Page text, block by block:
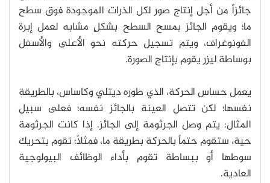
جائزاً من أجل إنتاج صور لكل الذرات الموجودة فوق سطح
ما؛ ويقوم الجائز بمسح السطح بشكلٍ مشابه لعمل إبرة
الفونوغراف، ويتم تسجيل حركته نحو الأعلى والأسفل
بوساطة ليزر يقوم بإنتاج الصورة.
يعمل حساس الحركة، الذي طوره ديتلي وكاساس، بالطريقة
نفسها؛ لكن تتصل العينة بالجائز نفسه؛ فعلى سبيل
المثال: يتم وصل الجرثومة إلى الجائز. إذا كانت الجرثومة
حية، ستقوم حتماً بالحركة بطريقة ما، فمثلاً: تقوم بتحريك
سوطها أو ببساطة تقوم بأداء الوظائف البيولوجية
العادية.